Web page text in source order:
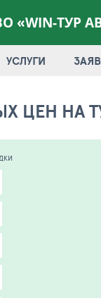
«WIN-ТУР
УСЛУГИ
ЦЕН НА